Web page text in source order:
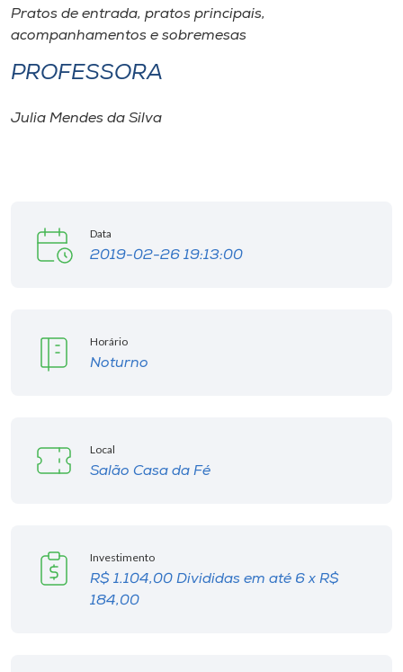
Pratos de entrada, pratos principais,
acompanhamentos e sobremesas
PROFESSORA
Julia Mendes da Silva
Data
2019-02-26 19:13:00
Horário
Noturno
Local
Salão Casa da Fé
Investimento
R$ 1.104,00 Divididas em até 6 x R$
184,00